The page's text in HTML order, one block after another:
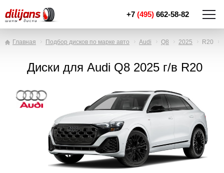
+7 (495) 662-58-82
Главная Подбор дисков по марке авто Audi Q8 2025 R20
Диски для Audi Q8 2025 г/в R20